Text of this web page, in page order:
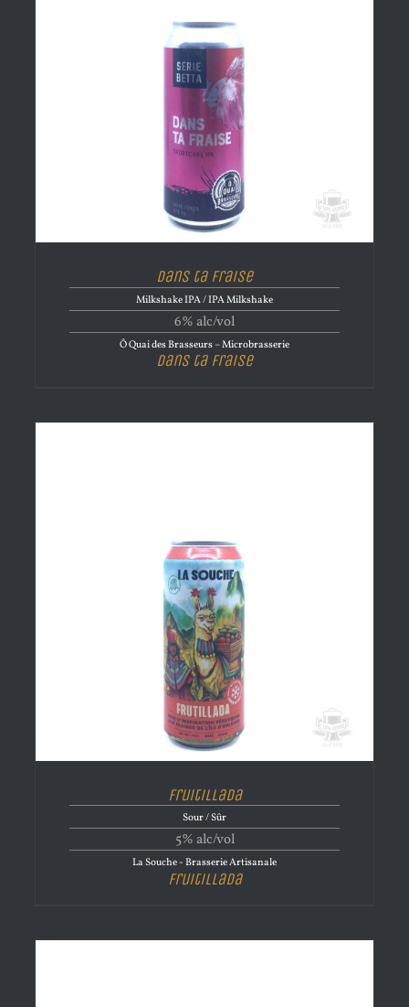
Dans ta Fraise
Milkshake IPA / IPA Milkshake
6% alc/vol
Ô Quai des Brasseurs – Microbrasserie
Dans ta Fraise
Fruitillada
Sour / Sûr
5% alc/vol
La Souche - Brasserie Artisanale
Fruitillada